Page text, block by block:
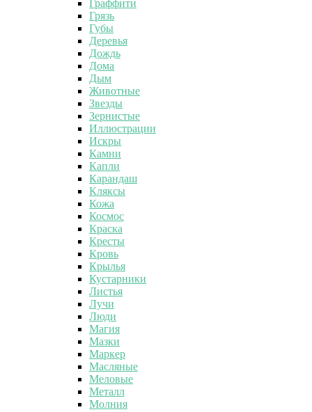
Граффити
Грязь
Губы
Деревья
Дождь
Дома
Дым
Животные
Звезды
Зернистые
Иллюстрации
Искры
Камни
Капли
Карандаш
Кляксы
Кожа
Космос
Краска
Кресты
Кровь
Крылья
Кустарники
Листья
Лучи
Люди
Магия
Мазки
Маркер
Масляные
Меловые
Металл
Молния